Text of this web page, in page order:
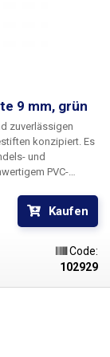
9 mm, grün
zuverlässigen
konzipiert. Es
und
anbringen.
von Produkten
Kaufen
Code:
102929